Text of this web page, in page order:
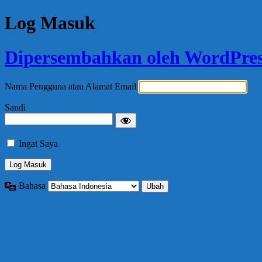
Log Masuk
Dipersembahkan oleh
Nama Pengguna atau Alamat Email
Sandi
Ingat Saya
Bahasa